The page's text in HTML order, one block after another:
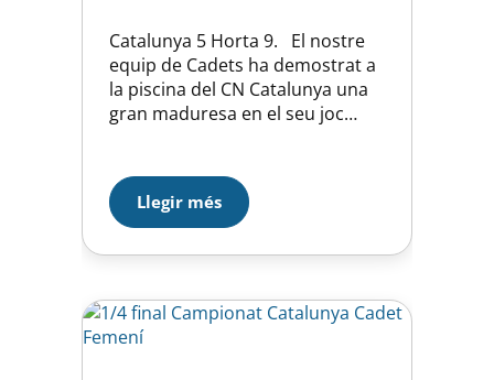
Catalunya 5 Horta 9. El nostre
equip de Cadets ha demostrat a
la piscina del CN Catalunya una
gran maduresa en el seu joc
inicial per minimitzar el risc
ofensiu del rival, el mèrit afegit
és que la gran defensa durant
tot el partit que…
Llegir més